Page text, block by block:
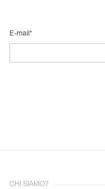
E-mail*
CHI SIAMO?